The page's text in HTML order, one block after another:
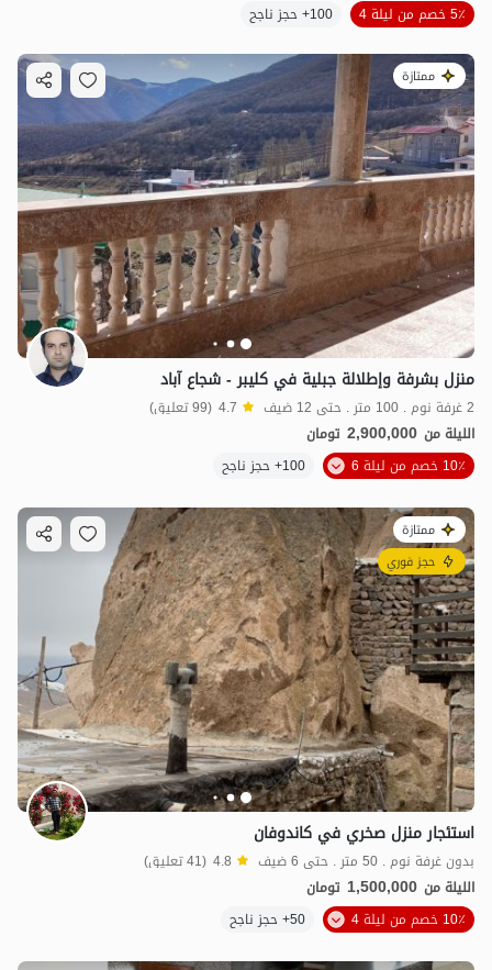
5٪ خصم من ليلة 4
100+ حجز ناجح
ممتازة
منزل بشرفة وإطلالة جبلية في كليبر - شجاع آباد
2 غرفة نوم . 100 متر . حتى 12 ضيف 4.7 (99 تعليق)
الليلة من 2,900,000 تومان
10٪ خصم من ليلة 6
100+ حجز ناجح
ممتازة
حجز فوري
استئجار منزل صخري في كاندوفان
بدون غرفة نوم . 50 متر . حتى 6 ضيف 4.8 (41 تعليق)
الليلة من 1,500,000 تومان
10٪ خصم من ليلة 4
50+ حجز ناجح